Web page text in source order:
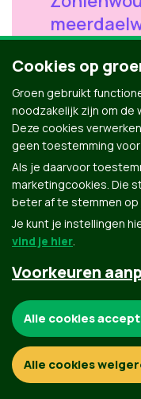
Cookies op
Groen gebruikt
noodzakelijk zijn om
Deze cookies
geen toestemming
Als je daarvoor
marketingcookies. Die
beter af te stemmen op
Je kunt je instellingen
vind je hier.
Voorkeuren
Functionele en
Alle cookies
Alle cookies